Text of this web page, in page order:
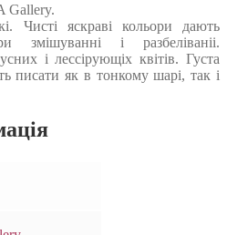
Gallery.
Чисті яскраві кольори дають
змішуванні і разбеліваніі.
і лессірующіх квітів. Густа
писати як в тонкому шарі, так і